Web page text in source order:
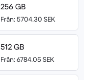
256 GB
Från: 5704.30 SEK
512 GB
Från: 6784.05 SEK